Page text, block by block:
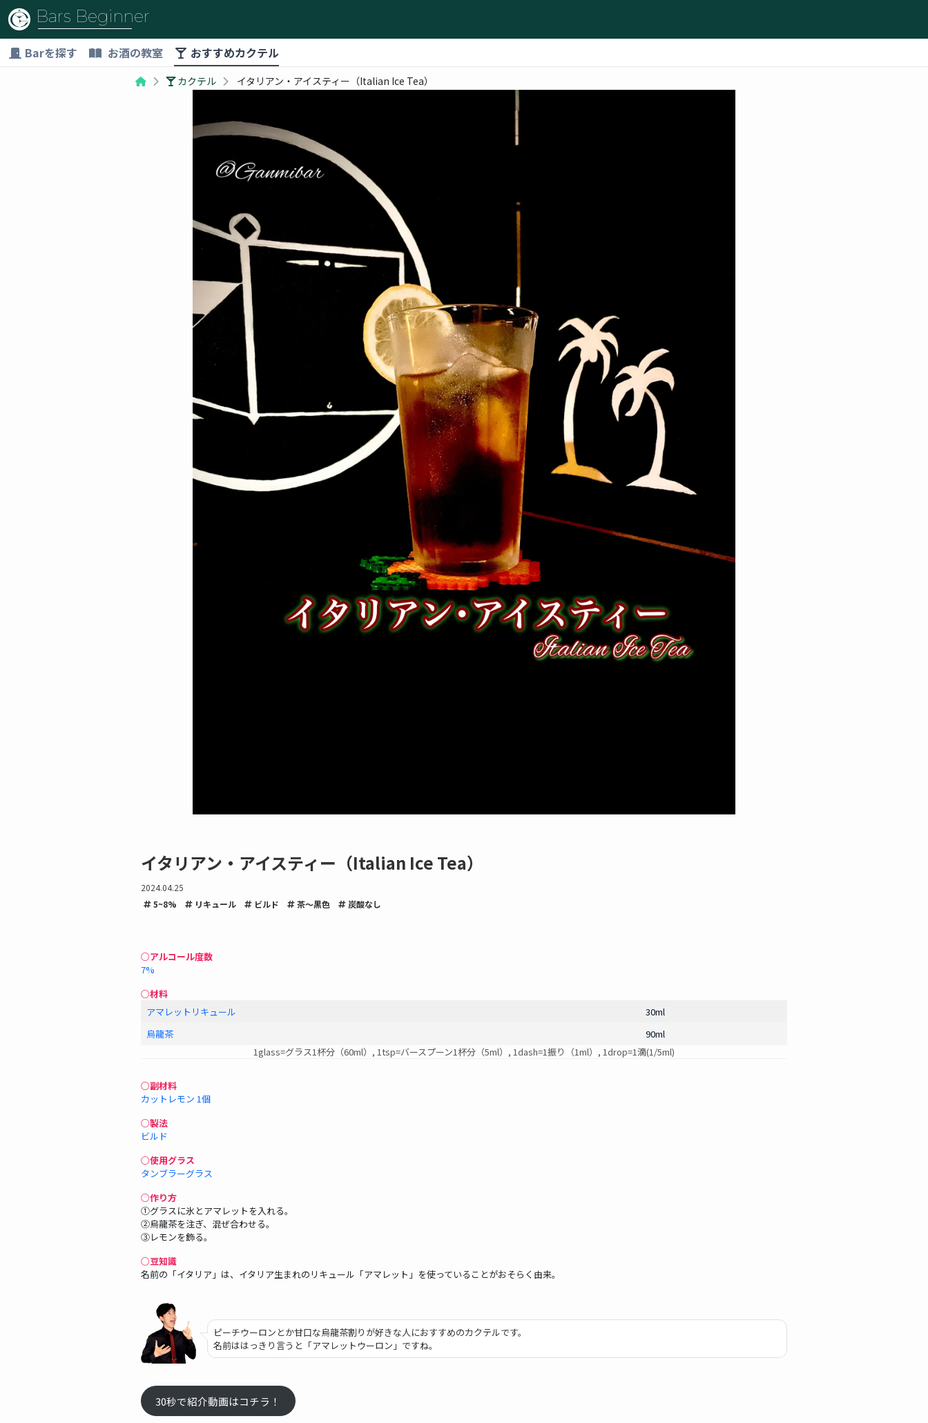
Bars Beginner
Barを探す お酒の教室 おすすめカクテル
カクテル イタリアン・アイスティー（Italian Ice Tea）
イタリアン・アイスティー（Italian Ice Tea）
2024.04.25
5~8%
リキュール ビルド 茶〜黒色 炭酸なし
○アルコール度数
7%
○材料
アマレットリキュール
30ml
烏龍茶
90ml
1glass=グラス1杯分（60ml）, 1tsp=バースプーン1杯分（5ml）, 1dash=1振り（1ml）, 1drop=1滴(1/5ml)
○副材料
カットレモン 1個
○製法
ビルド
○使用グラス
タンブラーグラス
○作り方
①グラスに氷とアマレットを入れる。
②烏龍茶を注ぎ、混ぜ合わせる。
③レモンを飾る。
○豆知識
名前の「イタリア」は、イタリア生まれのリキュール「アマレット」を使っていることがおそらく由来。
ピーチウーロンとか甘口な烏龍茶割りが好きな人におすすめのカクテルです。
名前ははっきり言うと「アマレットウーロン」ですね。
30秒で紹介動画はコチラ！